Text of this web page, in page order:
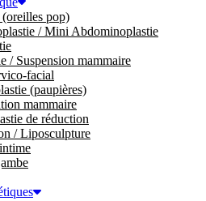
pop)
/ Mini Abdominoplastie
/ Suspension mammaire
facial
(paupières)
mammaire
de réduction
/ Liposculpture